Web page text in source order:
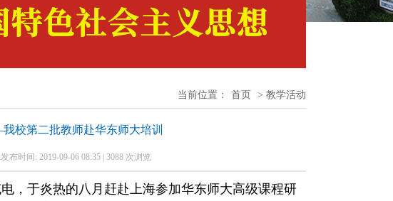
当前位置： 首页 > 教学活动
校第二批教师赴华东师大培训
布时间: 2019-09-06 08:35 | 3088 次浏览
于炎热的八月赶赴上海参加华东师大高级课程研